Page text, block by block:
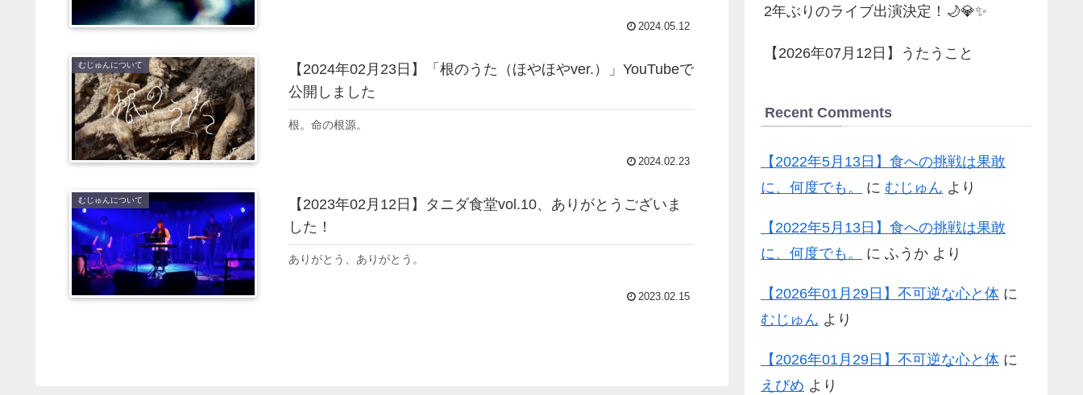
2024.05.12
むじゅんについて
【2024年02月23日】「根のうた（ほやほやver.）」YouTubeで
公開しました
根。命の根源。
2024.02.23
むじゅんについて
【2023年02月12日】タニダ食堂vol.10、ありがとうございま
した！
ありがとう、ありがとう。
2023.02.15
2年ぶりのライブ出演決定！🌙💎✨
【2026年07月12日】うたうこと
Recent Comments
【2022年5月13日】食への挑戦は果敢
に、何度でも。
に むじゅん より
【2022年5月13日】食への挑戦は果敢
に、何度でも。
に ふうか より
【2026年01月29日】不可逆な心と体 に
むじゅん より
【2026年01月29日】不可逆な心と体 に
えびめ より